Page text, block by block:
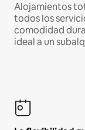
Alojamientos
todos los
comodidad
ideal a un